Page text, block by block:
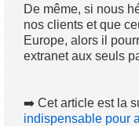
De même, si nous
nos clients et que
Europe, alors il
extranet aux seuls
➡️ Cet article est la
indispensable pour